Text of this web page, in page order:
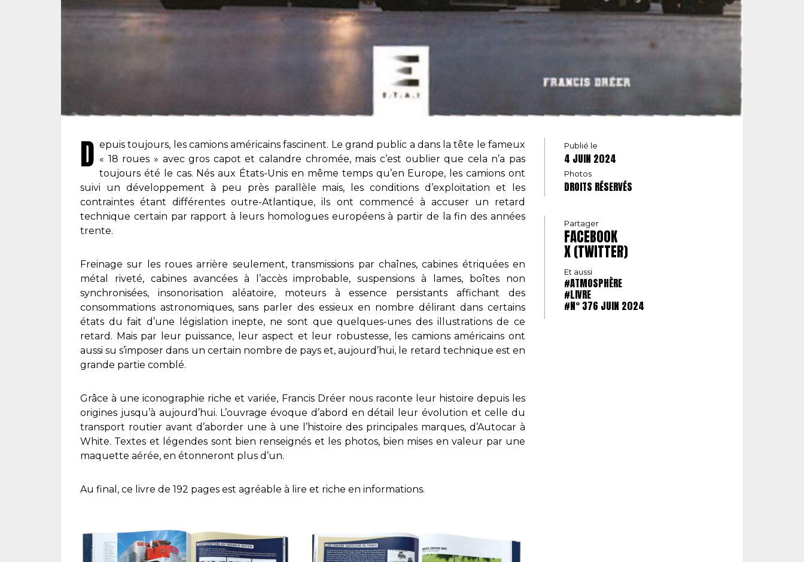
D epuis toujours, les camions américains fascinent. Le grand public a dans la tête le fameux
« 18 roues » avec gros capot et calandre chromée, mais c’est oublier que cela n’a pas
toujours été le cas. Nés aux États-Unis en même temps qu’en Europe, les camions ont
suivi un développement à peu près parallèle mais, les conditions d’exploitation et les
contraintes étant différentes outre-Atlantique, ils ont commencé à accuser un retard
technique certain par rapport à leurs homologues européens à partir de la fin des années
trente.
Freinage sur les roues arrière seulement, transmissions par chaînes, cabines étriquées en
métal riveté, cabines avancées à l’accès improbable, suspensions à lames, boîtes non
synchronisées, insonorisation aléatoire, moteurs à essence persistants affichant des
consommations astronomiques, sans parler des essieux en nombre délirant dans certains
états du fait d’une législation inepte, ne sont que quelques-unes des illustrations de ce
retard. Mais par leur puissance, leur aspect et leur robustesse, les camions américains ont
aussi su s’imposer dans un certain nombre de pays et, aujourd’hui, le retard technique est en
grande partie comblé.
Grâce à une iconographie riche et variée, Francis Dréer nous raconte leur histoire depuis les
origines jusqu’à aujourd’hui. L’ouvrage évoque d’abord en détail leur évolution et celle du
transport routier avant d’aborder une à une l’histoire des principales marques, d’Autocar à
White. Textes et légendes sont bien renseignés et les photos, bien mises en valeur par une
maquette aérée, en étonneront plus d’un.
Au final, ce livre de 192 pages est agréable à lire et riche en informations.
Publié le
4 JUIN 2024
Photos
DROITS RÉSERVÉS
Partager
FACEBOOK
X (TWITTER)
Et aussi
#ATMOSPHÈRE
#LIVRE
#N° 376 JUIN 2024